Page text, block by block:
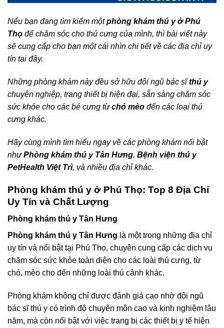
Nếu bạn đang tìm kiếm mộtphòng khám thú y ở Phú
Thọ để chăm sóc cho thú cưng của mình, thì bài viết này
sẽ cung cấp cho bạn một cái nhìn chi tiết về các địa chỉ uy
tín tại đây.
Những phòng khám này đều sở hữu đội ngũ bác sĩthú y
chuyên nghiệp, trang thiết bị hiện đại, sẵn sàng chăm sóc
sức khỏe cho các bé cưng từchó mèo đến các loại thú
cưng khác.
Hãy cùng mình tìm hiểu ngay về các phòng khám nổi bật
nhưPhòng khám thú y Tân Hưng, Bệnh viện thú y
PetHealth Việt Trì, và nhiều địa chỉ khác.
Phòng khám thú y ở Phú Thọ: Top 8 Địa Chỉ
Uy Tín và Chất Lượng
Phòng khám thú y Tân Hưng
Phòng khám thú y Tân Hưng là một trong những địa chỉ
uy tín và nổi bật tại Phú Thọ, chuyên cung cấp các dịch vụ
chăm sóc sức khỏe toàn diện cho các loài thú cưng, từ
chó, mèo cho đến những loài thú cảnh khác.
Phòng khám không chỉ được đánh giá cao nhờ đội ngũ
bác sĩ thú y có trình độ chuyên môn cao và kinh nghiệm lâu
năm, mà còn nổi bật với việc trang bị các thiết bị y tế hiện